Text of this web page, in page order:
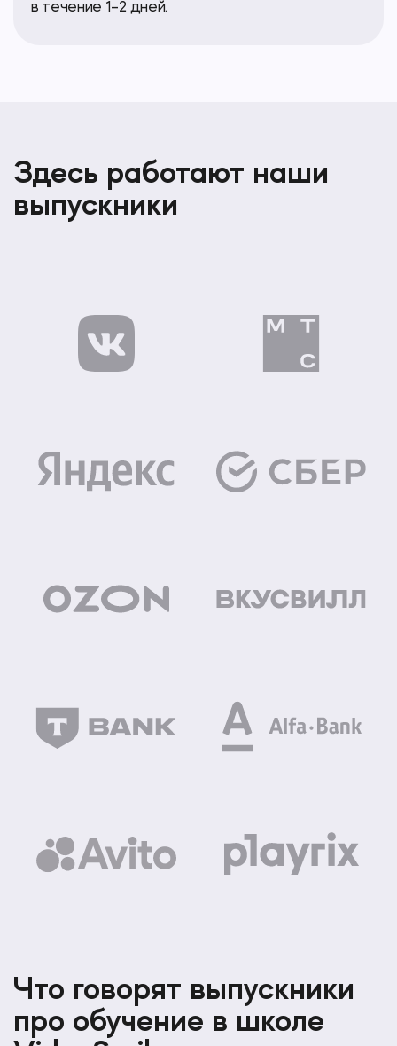
в течение 1–2 дней.
Здесь работают наши
выпускники
Что говорят выпускники
про обучение в школе